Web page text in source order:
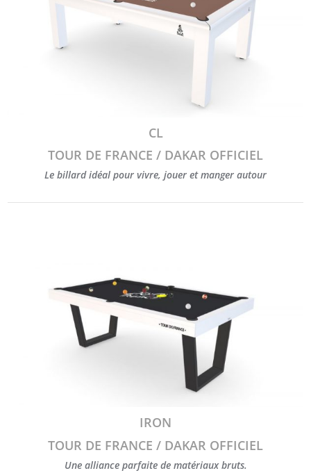
CL
TOUR DE FRANCE / DAKAR OFFICIEL
Le billard idéal pour vivre, jouer et manger autour
IRON
TOUR DE FRANCE / DAKAR OFFICIEL
Une alliance parfaite de matériaux bruts.